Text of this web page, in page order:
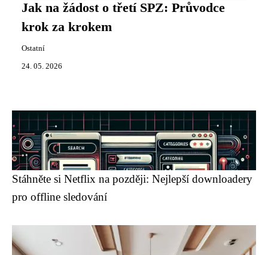
Jak na žádost o třetí SPZ: Průvodce
krok za krokem
Ostatní
24. 05. 2026
Stáhněte si Netflix na později: Nejlepší downloadery
pro offline sledování